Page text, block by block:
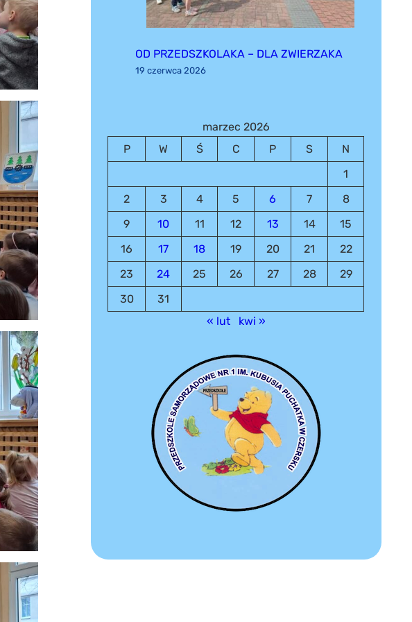
OD PRZEDSZKOLAKA – DLA ZWIERZAKA
19 czerwca 2026
marzec 2026
P
W Ś C P S
N
1
2
3 4 5 6 7
8
9
10 11 12 13 14
15
16
17 18 19 20 21
22
23
24 25 26 27 28
29
30
31
« lut
kwi »